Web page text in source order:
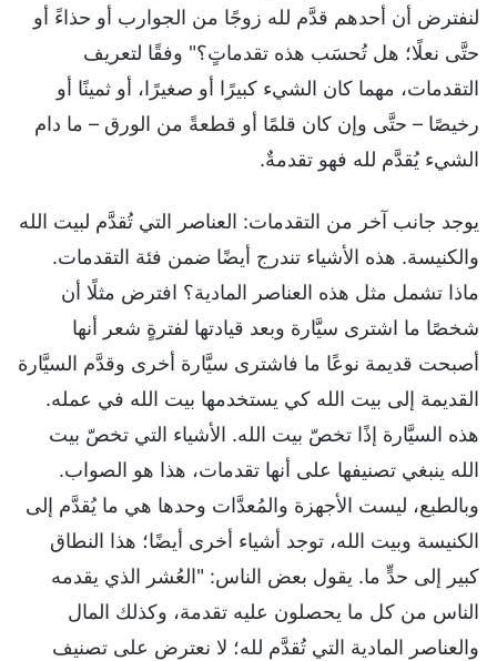
لنفترض أن أحدهم قدَّم لله زوجًا من الجوارب أو حذاءً أو
حتَّى نعلًا؛ هل تُحسَب هذه تقدماتٍ؟" وفقًا لتعريف
التقدمات، مهما كان الشيء كبيرًا أو صغيرًا، أو ثمينًا أو
رخيصًا – حتَّى وإن كان قلمًا أو قطعةً من الورق – ما دام
الشيء يُقدَّم لله فهو تقدمةٌ.
يوجد جانب آخر من التقدمات: العناصر التي تُقدَّم لبيت الله
والكنيسة. هذه الأشياء تندرج أيضًا ضمن فئة التقدمات.
ماذا تشمل مثل هذه العناصر المادية؟ افترض مثلًا أن
شخصًا ما اشترى سيَّارة وبعد قيادتها لفترةٍ شعر أنها
أصبحت قديمة نوعًا ما فاشترى سيَّارة أخرى وقدَّم السيَّارة
القديمة إلى بيت الله كي يستخدمها بيت الله في عمله.
هذه السيَّارة إذًا تخصّ بيت الله. الأشياء التي تخصّ بيت
الله ينبغي تصنيفها على أنها تقدمات، هذا هو الصواب.
وبالطبع، ليست الأجهزة والمُعدَّات وحدها هي ما يُقدَّم إلى
الكنيسة وبيت الله، توجد أشياء أخرى أيضًا؛ هذا النطاق
كبير إلى حدٍّ ما. يقول بعض الناس: "العُشر الذي يقدمه
الناس من كل ما يحصلون عليه تقدمة، وكذلك المال
والعناصر المادية التي تُقدَّم لله؛ لا نعترض على تصنيف